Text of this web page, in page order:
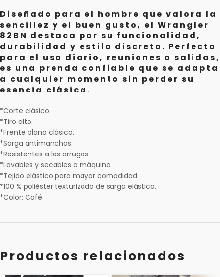
Diseñado para el hombre que valora la
sencillez y el buen gusto, el Wrangler
82BN destaca por su funcionalidad,
durabilidad y estilo discreto. Perfecto
para el uso diario, reuniones o salidas,
es una prenda confiable que se adapta
a cualquier momento sin perder su
esencia clásica.
*Corte clásico.
*Tiro alto.
*Frente plano clásico.
*Sarga antimanchas.
*Resistentes a las arrugas.
*Lavables y secables a máquina.
*Tejido elástico para mayor comodidad.
*100 % poliéster texturizado de sarga elástica.
*Color: Café.
Productos relacionados